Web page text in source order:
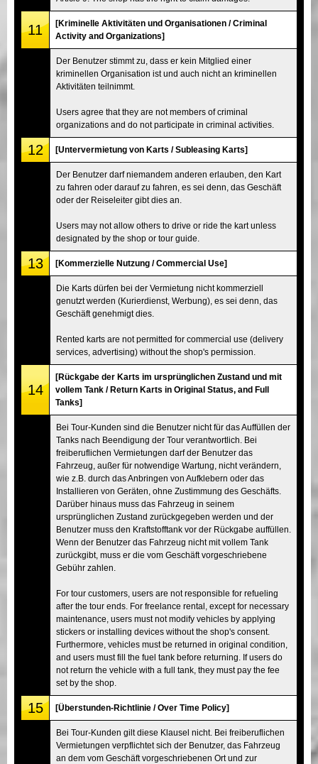
11
[Kriminelle Aktivitäten und Organisationen / Criminal
Activity and Organizations]
Der Benutzer stimmt zu, dass er kein Mitglied einer
kriminellen Organisation ist und auch nicht an kriminellen
Aktivitäten teilnimmt.
Users agree that they are not members of criminal
organizations and do not participate in criminal activities.
12 [Untervermietung von Karts / Subleasing Karts]
Der Benutzer darf niemandem anderen erlauben, den Kart
zu fahren oder darauf zu fahren, es sei denn, das Geschäft
oder der Reiseleiter gibt dies an.
Users may not allow others to drive or ride the kart unless
designated by the shop or tour guide.
13 [Kommerzielle Nutzung / Commercial Use]
Die Karts dürfen bei der Vermietung nicht kommerziell
genutzt werden (Kurierdienst, Werbung), es sei denn, das
Geschäft genehmigt dies.
Rented karts are not permitted for commercial use (delivery
services, advertising) without the shop's permission.
14
[Rückgabe der Karts im ursprünglichen Zustand und mit
vollem Tank / Return Karts in Original Status, and Full
Tanks]
Bei Tour-Kunden sind die Benutzer nicht für das Auffüllen der
Tanks nach Beendigung der Tour verantwortlich. Bei
freiberuflichen Vermietungen darf der Benutzer das
Fahrzeug, außer für notwendige Wartung, nicht verändern,
wie z.B. durch das Anbringen von Aufklebern oder das
Installieren von Geräten, ohne Zustimmung des Geschäfts.
Darüber hinaus muss das Fahrzeug in seinem
ursprünglichen Zustand zurückgegeben werden und der
Benutzer muss den Kraftstofftank vor der Rückgabe auffüllen.
Wenn der Benutzer das Fahrzeug nicht mit vollem Tank
zurückgibt, muss er die vom Geschäft vorgeschriebene
Gebühr zahlen.
For tour customers, users are not responsible for refueling
after the tour ends. For freelance rental, except for necessary
maintenance, users must not modify vehicles by applying
stickers or installing devices without the shop's consent.
Furthermore, vehicles must be returned in original condition,
and users must fill the fuel tank before returning. If users do
not return the vehicle with a full tank, they must pay the fee
set by the shop.
15 [Überstunden-Richtlinie / Over Time Policy]
Bei Tour-Kunden gilt diese Klausel nicht. Bei freiberuflichen
Vermietungen verpflichtet sich der Benutzer, das Fahrzeug
an dem vom Geschäft vorgeschriebenen Ort und zur